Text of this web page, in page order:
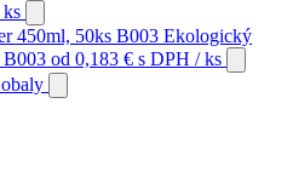
ks
Ekologický
B003 od 0,183 € s DPH / ks